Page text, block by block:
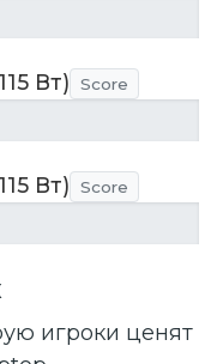
Вт) Score
Вт) Score
игроки ценят